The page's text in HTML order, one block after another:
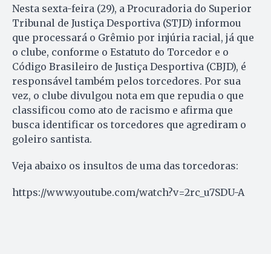
Nesta sexta-feira (29), a Procuradoria do Superior
Tribunal de Justiça Desportiva (STJD) informou
que processará o Grêmio por injúria racial, já que
o clube, conforme o Estatuto do Torcedor e o
Código Brasileiro de Justiça Desportiva (CBJD), é
responsável também pelos torcedores. Por sua
vez, o clube divulgou nota em que repudia o que
classificou como ato de racismo e afirma que
busca identificar os torcedores que agrediram o
goleiro santista.
Veja abaixo os insultos de uma das torcedoras:
https://www.youtube.com/watch?v=2rc_u7SDU-A